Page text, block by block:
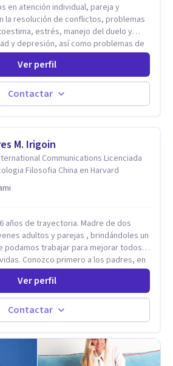
en atención individual, pareja y
la resolución de conflictos, problemas
estrés, manejo del duelo y
y depresión, así como problemas de
Desarrollo de personas
corto y largo plazo, es vital para la
su propia vision.
Ver perfil
Contactar
M. Irigoin
Communications Licenciada
en Psicologia Filosofia China en Harvard
años de trayectoria. Madre de dos
podamos trabajar para mejorar todos
padres, en
seguir la terapia
en su futuro personal,
siempre conteniendo
y brindándoles un espacio de
Ver perfil
Contactar